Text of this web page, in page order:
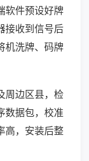
软件预设好牌
接收到信号后
机洗牌、码牌
周边区县，检
数据包，校准
高，安装后整